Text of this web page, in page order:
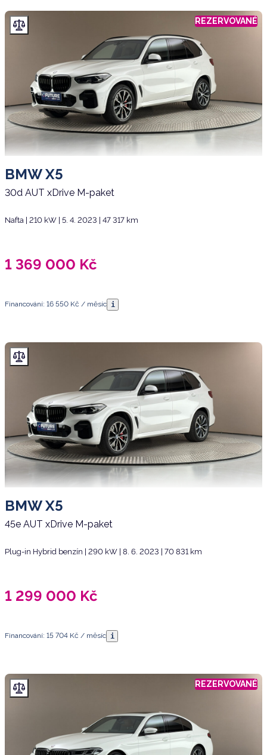
REZERVOVANÉ
BMW X5
30d AUT xDrive M-paket
Nafta | 210 kW | 5. 4. 2023 | 47 317 km
1 369 000 Kč
Financování: 16 550 Kč / měsíc i
BMW X5
45e AUT xDrive M-paket
Plug-in Hybrid benzín | 290 kW | 8. 6. 2023 | 70 831 km
1 299 000 Kč
Financování: 15 704 Kč / měsíc i
REZERVOVANÉ